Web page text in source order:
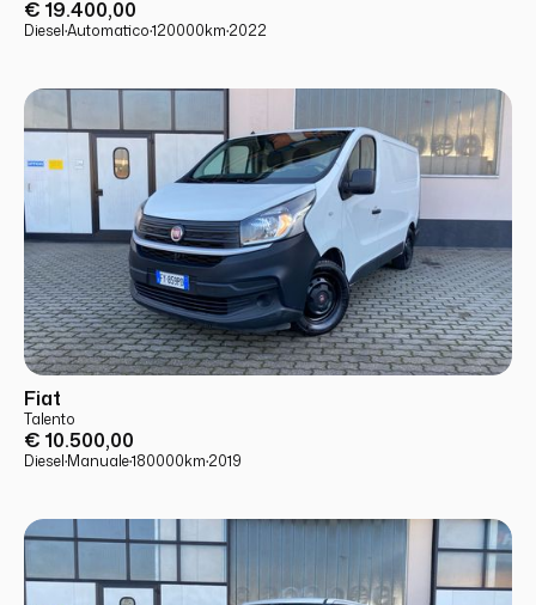
€ 19.400,00
Diesel·Automatico·120000km·2022
USATO
Fiat
Talento
€ 10.500,00
Diesel·Manuale·180000km·2019